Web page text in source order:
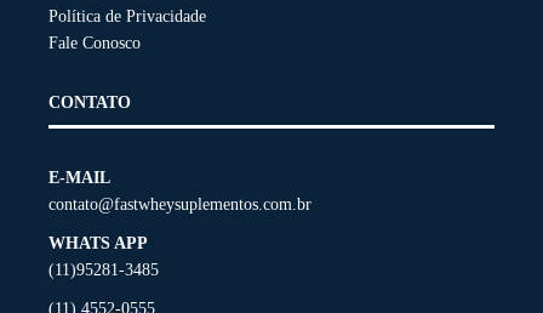
produto
Política de Privacidade
Fale Conosco
CONTATO
E-MAIL
contato@fastwheysuplementos.com.br
WHATS APP
(11)95281-3485
(11) 4552-0555